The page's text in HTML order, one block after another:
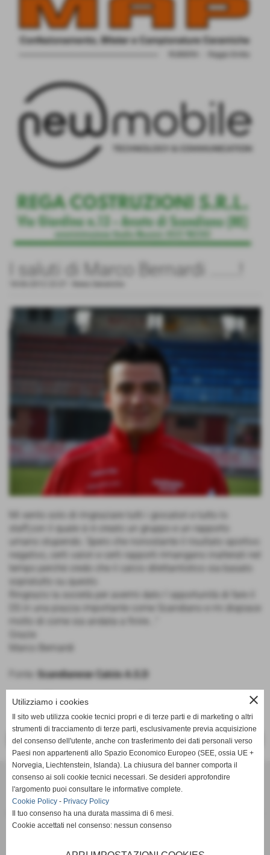
I saluti di Marco Bernardi .......!
Mi sento solo di ringraziare tutti i giocatori e tutto lo
staff,con il quale si è creato un gruppo e un rapporto
umano stupendo. Spero che nonostante il risultato sportivo
negativo, certi valori e certi rapporti rimangano inalterati nel
tempo perchè credo che il calcio dilettantistico sia basato
sopratutto su questo.
Ringrazio la società per avermi dato l´opportunità di fare il
DS in una piazza importante come Scandiano e mi dispiace
molto di come sia andata a finire..."
Marco Bernardi
Scandianese Calcio A.S.D
<< PRECEDENTE SUCCESSIVO >>
SCANDIANESE CALCIO - ASSOCIAZIONE SPORTIVA DILETTANTISTICA
v. Dell´Eco 10 int. 1 Chiozza - 42019 Scandiano (Reggio Emilia)
P.I. Partita IVA 02444480350 C.F Codice Fiscale 91152640354
Via Dell´Eco n.° 10 - Chiozza -42019 - SCANDIANO - REGGIO EMILIA - 42019 - SCANDIANO (REGGIO EMILIA)
Tel. 0522 855072 Fax 0522 765574
Tutte le foto presenti nel sito e le Foto Gallery sono esclusiva proprieta´ della societa´ " Scandianese
close
Utilizziamo i cookies
Il sito web utilizza cookie tecnici propri e di terze parti e di marketing o altri
strumenti di tracciamento di terze parti, esclusivamente previa acquisizione
del consenso dell'utente, anche con trasferimento dei dati personali verso
Paesi non appartenenti allo Spazio Economico Europeo (SEE, ossia UE +
Norvegia, Liechtenstein, Islanda). La chiusura del banner comporta il
consenso ai soli cookie tecnici necessari. Se desideri approfondire
l'argomento puoi consultare le informative complete.
Cookie Policy - Privacy Policy
Il tuo consenso ha una durata massima di 6 mesi.
Cookie accettati nel consenso: nessun consenso